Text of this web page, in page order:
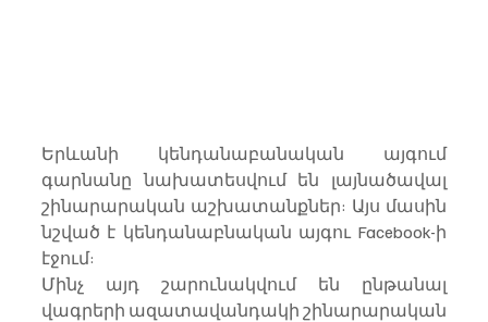
Երևանի կենդանաբանական այգում
գարնանը նախատեսվում են լայնածավալ
շինարարական աշխատանքներ: Այս մասին
նշված է կենդանաբնական այգու Facebook-ի
էջում:
Մինչ այդ շարունակվում են ընթանալ
վագրերի ազատավանդակի շինարարական